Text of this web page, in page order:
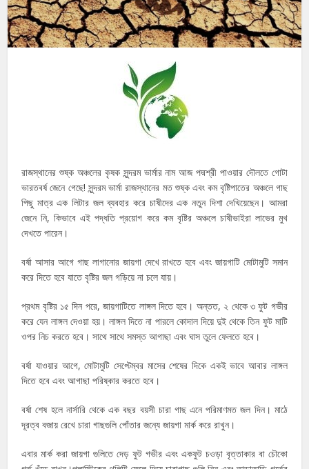
রাজস্থানের শুষ্ক অঞ্চলের কৃষক সুন্দরম ভার্মার নাম আজ পদ্মশ্রী পাওয়ার দৌলতে গোটা
ভারতবর্ষ জেনে গেছে! সুন্দরম ভার্মা রাজস্থানের মত শুষ্ক এবং কম বৃষ্টিপাতের অঞ্চলে গাছ
পিছু মাত্র এক লিটার জল ব্যবহার করে চাষীদের এক নতুন দিশা দেখিয়েছেন। আমরা
জেনে নি, কিভাবে এই পদ্ধতি প্রয়োগ করে কম বৃষ্টির অঞ্চলে চাষীভাইরা লাভের মুখ
দেখতে পারেন।
বর্ষা আসার আগে গাছ লাগানোর জায়গা দেখে রাখতে হবে এবং জায়গাটি মোটামুটি সমান
করে দিতে হবে যাতে বৃষ্টির জল গড়িয়ে না চলে যায়।
প্রথম বৃষ্টির ১৫ দিন পরে, জায়গাটিতে লাঙ্গল দিতে হবে। অন্তত, ২ থেকে ৩ ফুট গভীর
করে যেন লাঙ্গল দেওয়া হয়। লাঙ্গল দিতে না পারলে কোদাল দিয়ে দুই থেকে তিন ফুট মাটি
ওপর নিচ করতে হবে। সাথে সাথে সমস্ত আগাছা এবং ঘাস তুলে ফেলতে হবে।
বর্ষা যাওয়ার আগে, মোটামুটি সেপ্টেম্বর মাসের শেষের দিকে একই ভাবে আবার লাঙ্গল
দিতে হবে এবং আগাছা পরিষ্কার করতে হবে।
বর্ষা শেষ হলে নার্সারি থেকে এক বছর বয়সী চারা গাছ এনে পরিমাণমত জল দিন। মাঠে
দূরত্ব বজায় রেখে চারা গাছগুলি পোঁতার জন্যে জায়গা মার্ক করে রাখুন।
এবার মার্ক করা জায়গা গুলিতে দেড় ফুট গভীর এবং একফুট চওড়া বৃত্তাকার বা চৌকো